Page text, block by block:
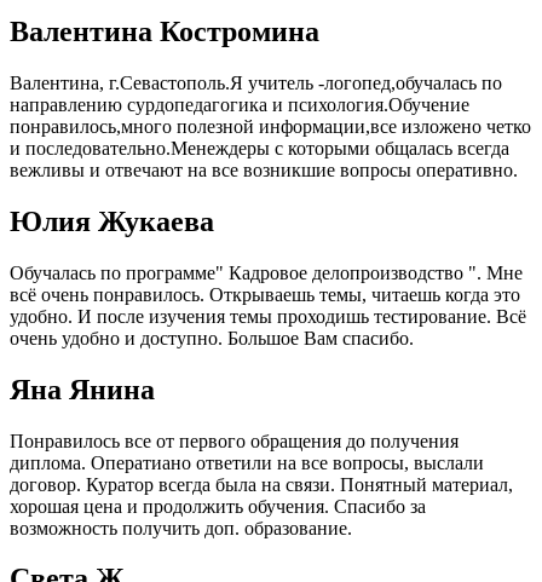
Валентина Костромина
Валентина, г.Севастополь.Я учитель -логопед,обучалась по
направлению сурдопедагогика и психология.Обучение
понравилось,много полезной информации,все изложено четко
и последовательно.Менеждеры с которыми общалась всегда
вежливы и отвечают на все возникшие вопросы оперативно.
Юлия Жукаева
Обучалась по программе" Кадровое делопроизводство ". Мне
всё очень понравилось. Открываешь темы, читаешь когда это
удобно. И после изучения темы проходишь тестирование. Всё
очень удобно и доступно. Большое Вам спасибо.
Яна Янина
Понравилось все от первого обращения до получения
диплома. Оператиано ответили на все вопросы, выслали
договор. Куратор всегда была на связи. Понятный материал,
хорошая цена и продолжить обучения. Спасибо за
возможность получить доп. образование.